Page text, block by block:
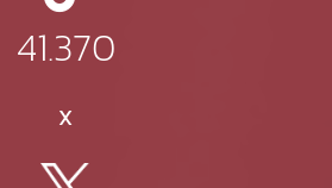
41.370
X